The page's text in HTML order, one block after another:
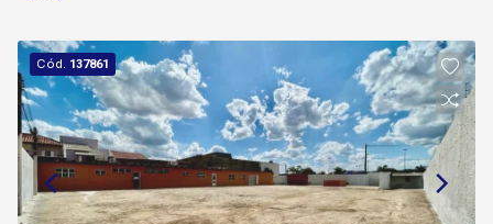
Cód. 137861